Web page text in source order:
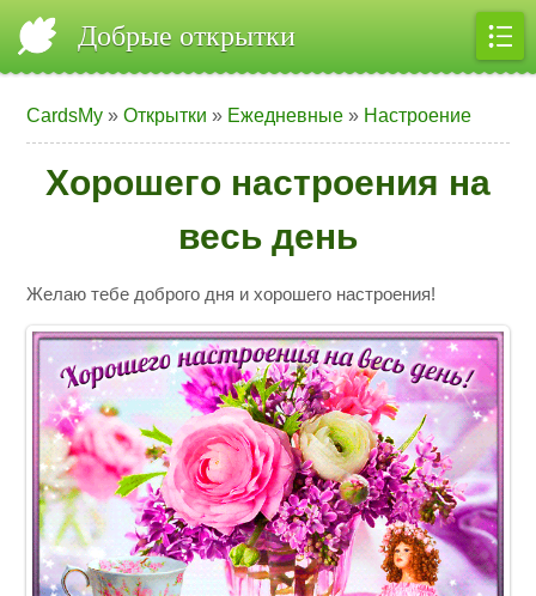
Добрые открытки
CardsMy »Открытки » Ежедневные » Настроение
Хорошего настроения на
весь день
Желаю тебе доброго дня и хорошего настроения!